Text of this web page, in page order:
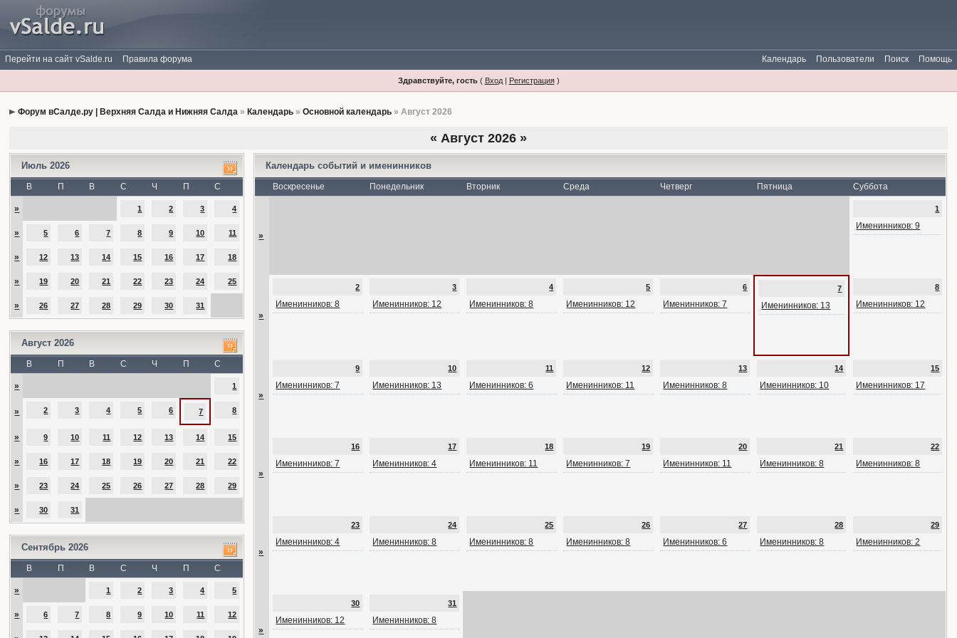
Перейти на сайт vSalde.ru Правила форума Помощь
Поиск
Пользователи
Календарь
Здравствуйте, гость( Вход| Регистрация)
Форум вСалде.ру | Верхняя Салда и Нижняя Салда » Календарь »Основной календарь » Август 2026
« Август 2026 »
Июль 2026
В П В С Ч П С
» 1 2 3 4
» 5 6 7 8 9 10 11
» 12 13 14 15 16 17 18
» 19 20 21 22 23 24 25
» 26 27 28 29 30 31
Август 2026
В П В С Ч П С
» 1
» 2 3 4 5 6 7 8
» 9 10 11 12 13 14 15
» 16 17 18 19 20 21 22
» 23 24 25 26 27 28 29
» 30 31
Сентябрь 2026
В П В С Ч П С
» 1 2 3 4 5
» 6 7 8 9 10 11 12
Календарь событий и именинников
Воскресенье Понедельник Вторник Среда Четверг Пятница Суббота
»
1
Именинников: 9
»
2
Именинников: 8
3
Именинников: 12
4
Именинников: 8
5
Именинников: 12
6
Именинников: 7
7
Именинников: 13
8
Именинников: 12
»
9
Именинников: 7
10
Именинников: 13
11
Именинников: 6
12
Именинников: 11
13
Именинников: 8
14
Именинников: 10
15
Именинников: 17
»
16
Именинников: 7
17
Именинников: 4
18
Именинников: 11
19
Именинников: 7
20
Именинников: 11
21
Именинников: 8
22
Именинников: 8
»
23
Именинников: 4
24
Именинников: 8
25
Именинников: 8
26
Именинников: 8
27
Именинников: 6
28
Именинников: 8
29
Именинников: 2
»
30
Именинников: 12
31
Именинников: 8